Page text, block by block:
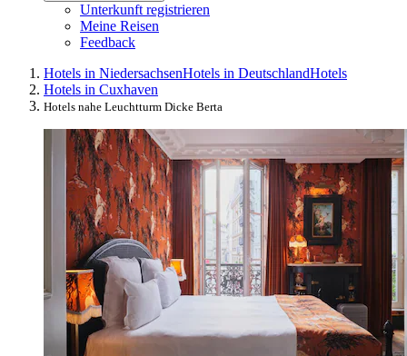
Unterkunft registrieren
Meine Reisen
Feedback
Hotels in NiedersachsenHotels in DeutschlandHotels
Hotels in Cuxhaven
Hotels nahe Leuchtturm Dicke Berta